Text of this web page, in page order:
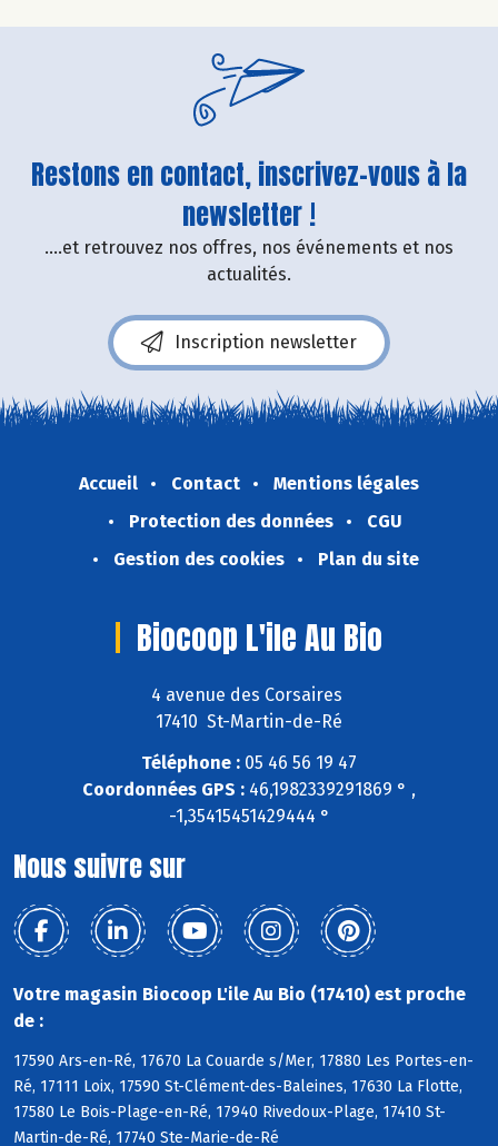
Restons en contact, inscrivez-vous à la
newsletter !
....et retrouvez nos offres, nos événements et nos
actualités.
Inscription newsletter
Accueil Contact
Mentions légales
Protection des données
CGU
Gestion des cookies
Plan du site
Biocoop L'ile Au Bio
4 avenue des Corsaires
17410 St-Martin-de-Ré
Téléphone : 05 46 56 19 47
Coordonnées GPS : 46,1982339291869 ° ,
-1,35415451429444 °
Nous suivre sur
Votre magasin Biocoop L'ile Au Bio (17410) est proche
de :
17590 Ars-en-Ré, 17670 La Couarde s/Mer, 17880 Les Portes-en-
Ré, 17111 Loix, 17590 St-Clément-des-Baleines, 17630 La Flotte,
17580 Le Bois-Plage-en-Ré, 17940 Rivedoux-Plage, 17410 St-
Martin-de-Ré, 17740 Ste-Marie-de-Ré